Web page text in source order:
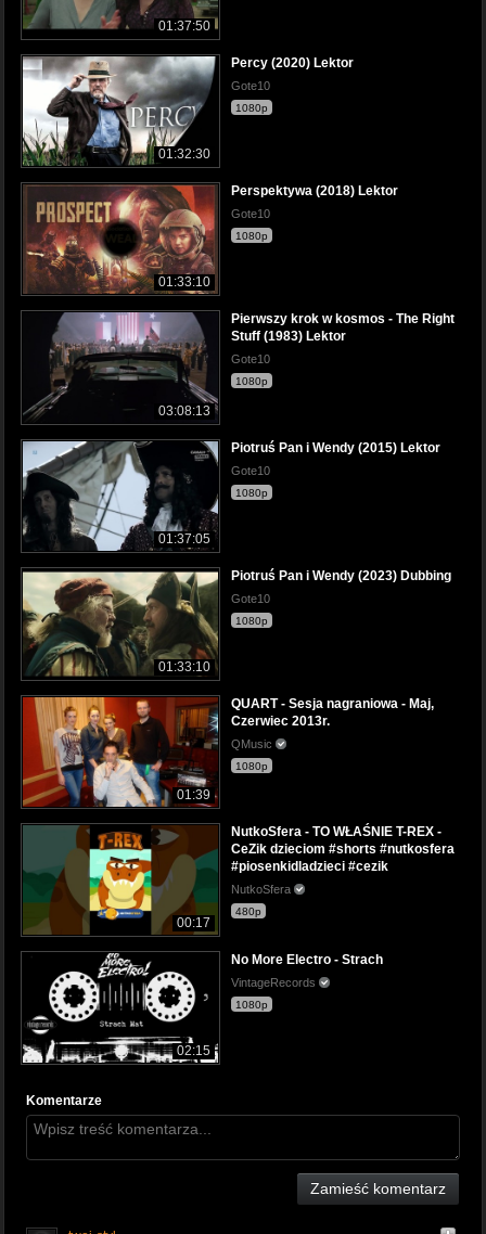
01:37:50
01:32:30
Percy (2020) Lektor
Gote10
1080p
01:33:10
Perspektywa (2018) Lektor
Gote10
1080p
03:08:13
Pierwszy krok w kosmos - The Right
Stuff (1983) Lektor
Gote10
1080p
01:37:05
Piotruś Pan i Wendy (2015) Lektor
Gote10
1080p
01:33:10
Piotruś Pan i Wendy (2023) Dubbing
Gote10
1080p
01:39
QUART - Sesja nagraniowa - Maj,
Czerwiec 2013r.
QMusic
1080p
00:17
NutkoSfera - TO WŁAŚNIE T-REX -
CeZik dzieciom #shorts #nutkosfera
#piosenkidladzieci #cezik
NutkoSfera
480p
02:15
No More Electro - Strach
VintageRecords
1080p
Komentarze
Zamieść komentarz